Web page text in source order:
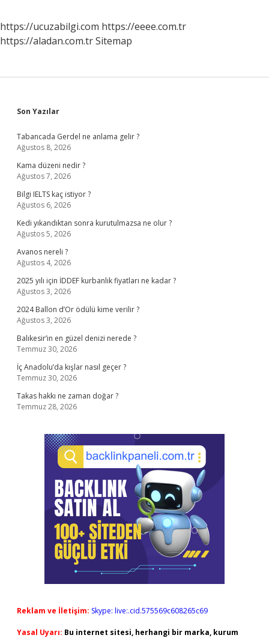
https://ucuzabilgi.com https://eeee.com.tr
https://aladan.com.trSitemap
Sidebar
Son Yazılar
Tabancada Gerdel ne anlama gelir ?
Ağustos 8, 2026
Kama düzeni nedir ?
Ağustos 7, 2026
Bilgi IELTS kaç istiyor ?
Ağustos 6, 2026
Kedi yıkandıktan sonra kurutulmazsa ne olur ?
Ağustos 5, 2026
Avanos nereli ?
Ağustos 4, 2026
2025 yılı için İDDEF kurbanlık fiyatları ne kadar ?
Ağustos 3, 2026
2024 Ballon d’Or ödülü kime verilir ?
Ağustos 3, 2026
Balıkesir’in en güzel denizi nerede ?
Temmuz 30, 2026
İç Anadolu’da kışlar nasıl geçer ?
Temmuz 30, 2026
Takas hakkı ne zaman doğar ?
Temmuz 28, 2026
Reklam ve İletişim: Skype: live:.cid.575569c608265c69
Yasal Uyarı: Bu internet sitesi, herhangi bir marka, kurum